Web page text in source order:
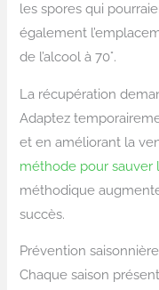
les spores qui
également
de l’alcool à 70°.
La récupération
Adaptez
et en améliorant la
méthode pour sauver
méthodique
succès.
Prévention
Chaque saison